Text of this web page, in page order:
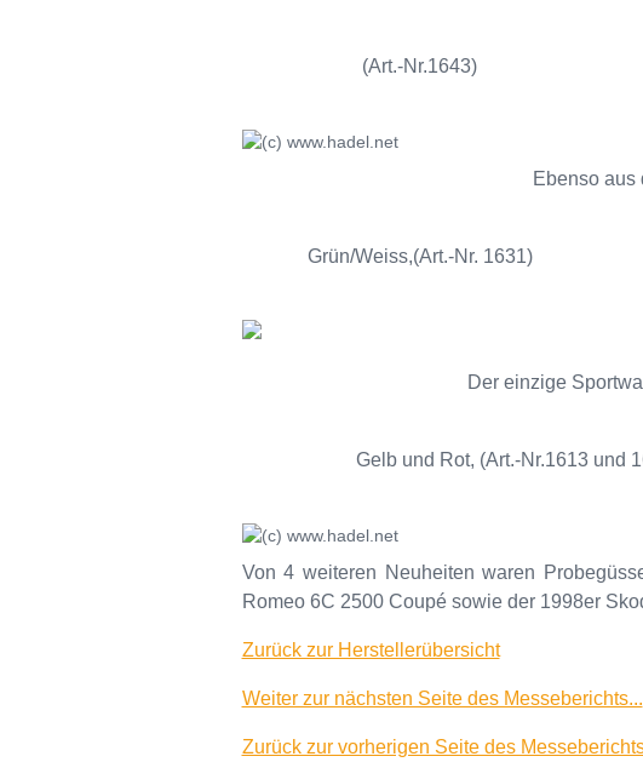
(Art.-Nr.1643)
Ebenso aus
Grün/Weiss,(Art.-Nr. 1631)
Der einzige
Gelb und Rot, (Art.-Nr.1613 und
Von 4 weiteren Neuheiten waren
Romeo 6C 2500 Coupé sowie der 1998er
Zurück zur Herstellerübersicht
Weiter zur nächsten Seite des Messeberichts...
Zurück zur vorherigen Seite des